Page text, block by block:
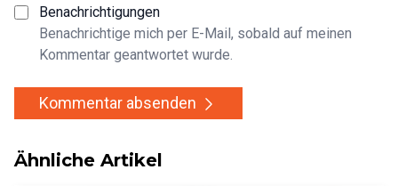
Benachrichtigungen
Benachrichtige mich per E-Mail, sobald auf meinen
Kommentar geantwortet wurde.
Kommentar absenden
Ähnliche Artikel